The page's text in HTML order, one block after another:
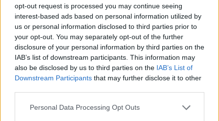
opt-out request is processed you may continue seeing
interest-based ads based on personal information utilized by
us or personal information disclosed to third parties prior to
your opt-out. You may separately opt-out of the further
disclosure of your personal information by third parties on the
IAB’s list of downstream participants. This information may
also be disclosed by us to third parties on the IAB’s List of
Downstream Participants that may further disclose it to other
Please note that this website/app uses one or more Google
Personal Data Processing Opt Outs
TRENDING